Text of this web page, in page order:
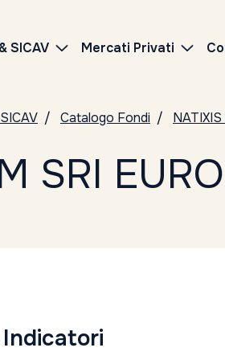
SICAV Mercati Privati
Catalogo Fondi
SRI